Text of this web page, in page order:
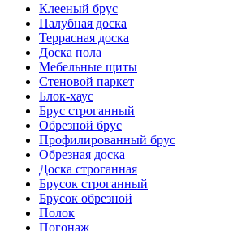
Клееный брус
Палубная доска
Террасная доска
Доска пола
Мебельные щиты
Стеновой паркет
Блок-хаус
Брус строганный
Обрезной брус
Профилированный брус
Обрезная доска
Доска строганная
Брусок строганный
Брусок обрезной
Полок
Погонаж